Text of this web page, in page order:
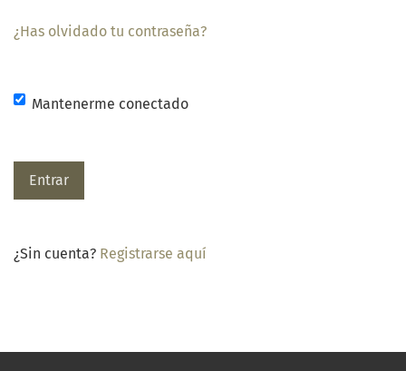
¿Has olvidado tu contraseña?
Mantenerme conectado
Entrar
¿Sin cuenta? Registrarse aquí